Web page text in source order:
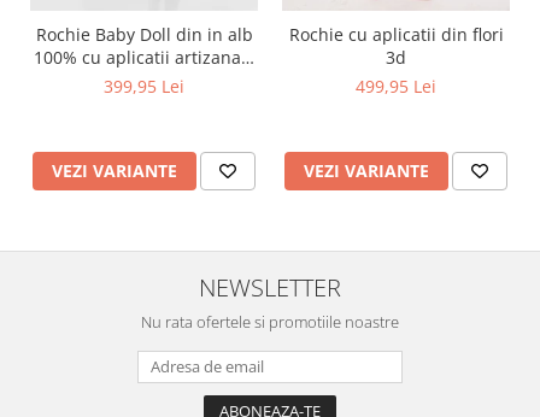
Rochie Baby Doll din in alb
100% cu aplicatii artizanale
maci rosii
399,95 Lei
VEZI VARIANTE
Rochie cu aplicatii din flori
3d
499,95 Lei
VEZI VARIANTE
NEWSLETTER
Nu rata ofertele si promotiile noastre